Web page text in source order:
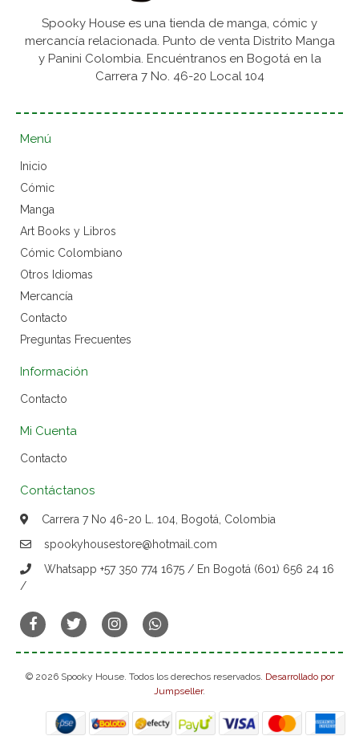
Spooky House es una tienda de manga, cómic y
mercancía relacionada. Punto de venta Distrito Manga
y Panini Colombia. Encuéntranos en Bogotá en la
Carrera 7 No. 46-20 Local 104
Menú
Inicio
Cómic
Manga
Art Books y Libros
Cómic Colombiano
Otros Idiomas
Mercancía
Contacto
Preguntas Frecuentes
Información
Contacto
Mi Cuenta
Contacto
Contáctanos
Carrera 7 No 46-20 L. 104, Bogotá, Colombia
spookyhousestore@hotmail.com
Whatsapp +57 350 774 1675 / En Bogotá (601) 656 24 16
/
© 2026 Spooky House. Todos los derechos reservados. Desarrollado por
Jumpseller.